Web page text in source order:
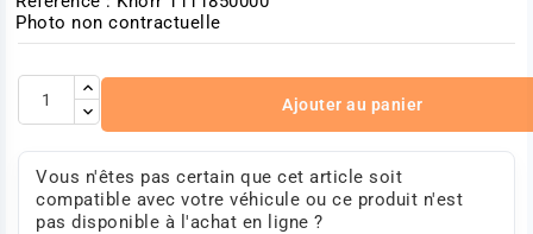
Photo non contractuelle
Ajouter au panier
Vous n'êtes pas certain que cet article soit
compatible avec votre véhicule ou ce produit n'est
pas disponible à l'achat en ligne ?